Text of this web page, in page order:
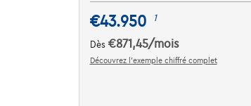
€43.950 1
Dès €871,45/mois
Découvrez l’exemple chiffré complet